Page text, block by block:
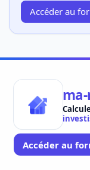
Accéder au
Accéder au